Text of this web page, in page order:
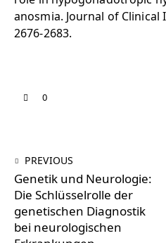
anosmia. Journal of Clinical
2676-2683.
0
PREVIOUS
Genetik und Neurologie:
Die Schlüsselrolle der
genetischen Diagnostik
bei neurologischen